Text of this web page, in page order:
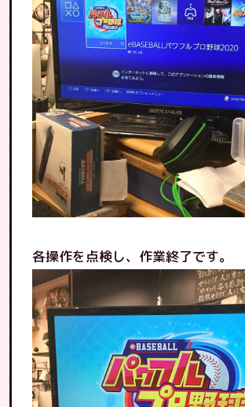
各操作を点検し、作業終了です。